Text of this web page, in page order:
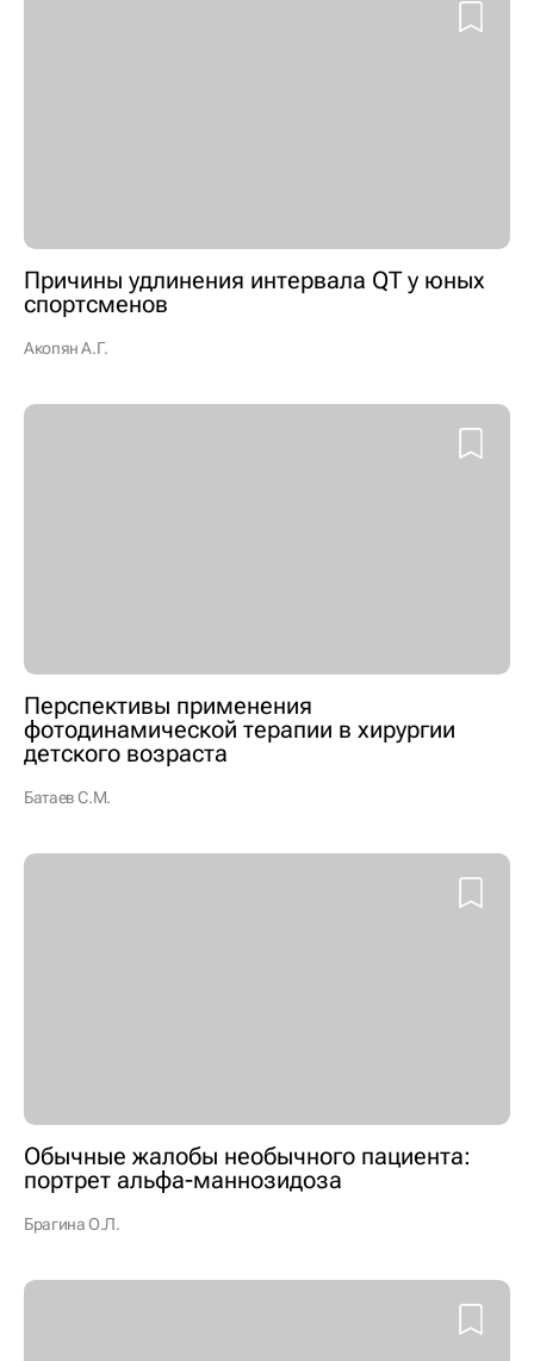
Причины удлинения интервала QT у юных
спортсменов
Акопян А.Г.
Перспективы применения
фотодинамической терапии в хирургии
детского возраста
Батаев С.М.
Обычные жалобы необычного пациента:
портрет альфа-маннозидоза
Брагина О.Л.